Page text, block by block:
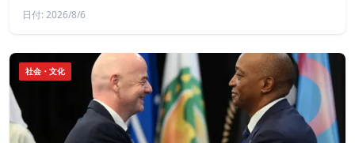
日付: 2026/8/6
社会・文化